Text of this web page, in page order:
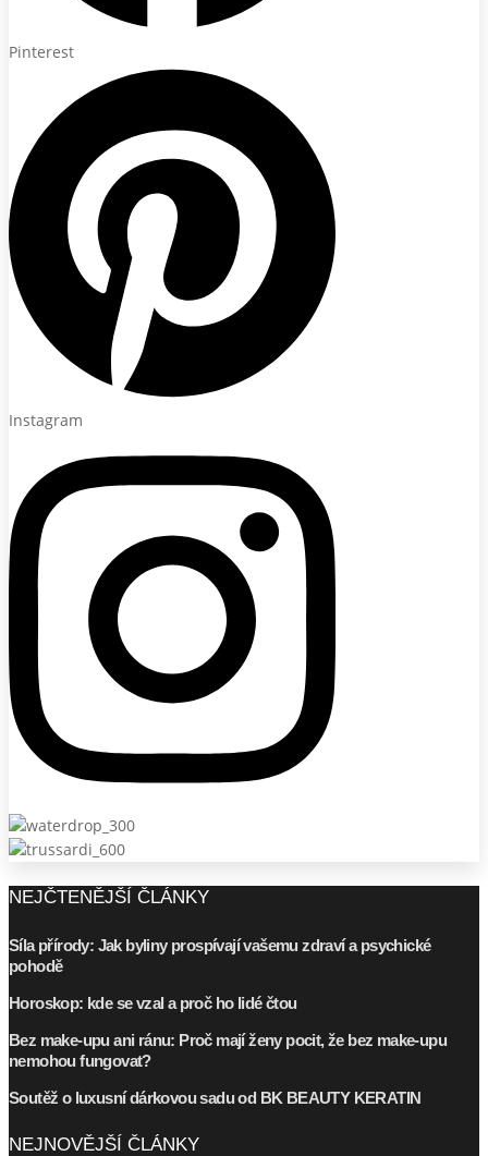
Pinterest
Instagram
NEJČTENĚJŠÍ ČLÁNKY
Síla přírody: Jak byliny prospívají vašemu zdraví a psychické
pohodě
Horoskop: kde se vzal a proč ho lidé čtou
Bez make-upu ani ránu: Proč mají ženy pocit, že bez make-upu
nemohou fungovat?
Soutěž o luxusní dárkovou sadu od BK BEAUTY KERATIN
NEJNOVĚJŠÍ ČLÁNKY